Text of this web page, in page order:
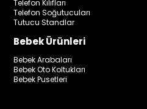
Telefon Kılıfları
Telefon Soğutucuları
Tutucu Standlar
Bebek Ürünleri
Bebek Arabaları
Bebek Oto Koltukları
Bebek Pusetleri